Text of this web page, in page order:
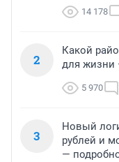
14 178
2
Какой
для жизни
5 970
3
Новый
рублей и
—